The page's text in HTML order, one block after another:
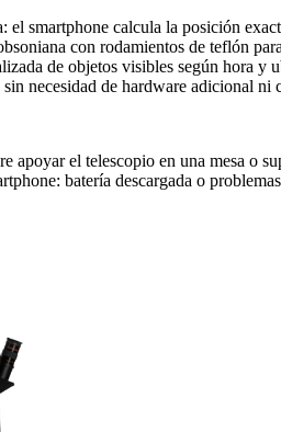
el smartphone calcula la posición
con rodamientos de teflón
de objetos visibles según hora
necesidad de hardware adicional ni
apoyar el telescopio en una mesa o
batería descargada o